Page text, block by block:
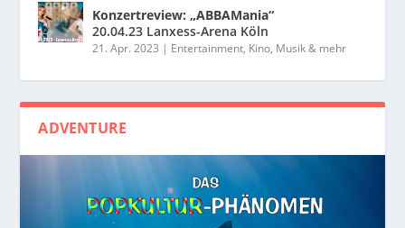
Konzertreview: „ABBAMania“
20.04.23 Lanxess-Arena Köln
21. Apr. 2023 | Entertainment, Kino, Musik & mehr
ADVENTURE